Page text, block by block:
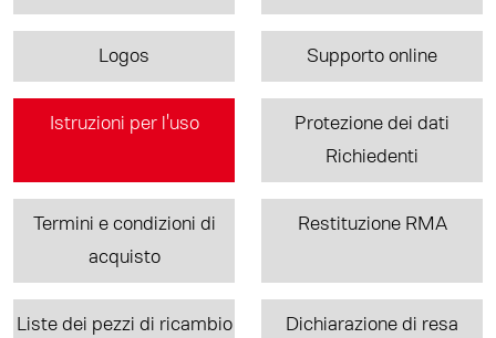
Logos Supporto online
Istruzioni per l'uso
Protezione dei dati
Richiedenti
Termini e condizioni di
acquisto
Restituzione RMA
Liste dei pezzi di ricambio Dichiarazione di resa